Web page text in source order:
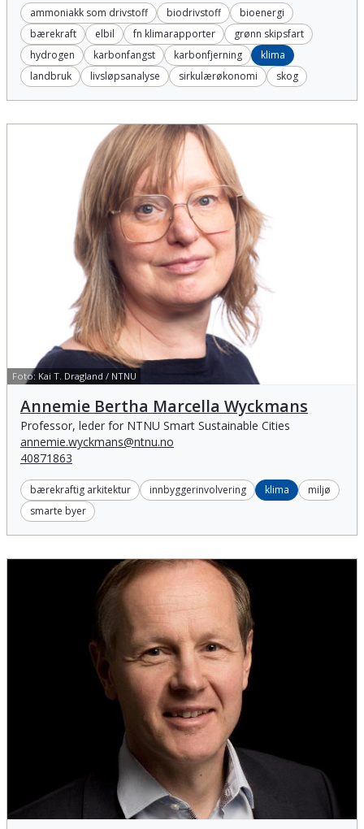
ammoniakk som drivstoff biodrivstoff
bioenergi
bærekraft
elbil fn klimarapporter
grønn skipsfart
hydrogen
karbonfangst karbonfjerning
klima
landbruk
livsløpsanalyse sirkulærøkonomi skog
Foto: Kai T. Dragland / NTNU
Annemie Bertha Marcella Wyckmans
Professor, leder for NTNU Smart Sustainable Cities
annemie.wyckmans@ntnu.no
40871863
bærekraftig arkitektur innbyggerinvolvering klima
miljø
smarte byer